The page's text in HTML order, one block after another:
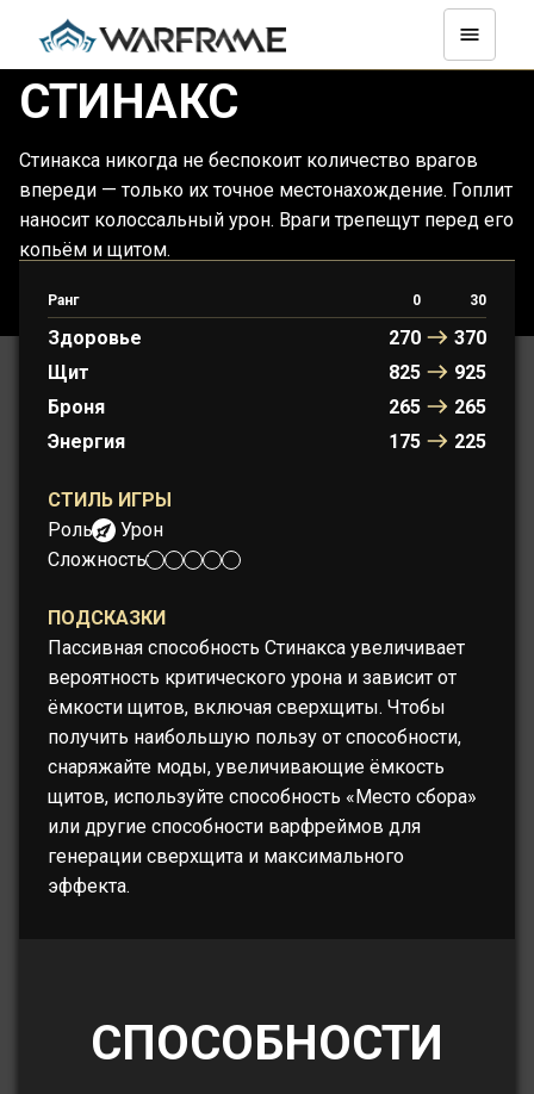
СТИНАКС
Стинакса никогда не беспокоит количество врагов
впереди — только их точное местонахождение. Гоплит
наносит колоссальный урон. Враги трепещут перед его
копьём и щитом.
СТИНАКС ПРАЙМ
Ранг 0 30
Здоровье 270
370
Щит
825
925
Броня
265
265
Энергия
175 225
СТИЛЬ ИГРЫ
Роль:
Урон
Сложность:
ПОДСКАЗКИ
Пассивная способность Стинакса увеличивает
вероятность критического урона и зависит от
ёмкости щитов, включая сверхщиты. Чтобы
получить наибольшую пользу от способности,
снаряжайте моды, увеличивающие ёмкость
щитов, используйте способность «Место сбора»
или другие способности варфреймов для
генерации сверхщита и максимального
эффекта.
СПОСОБНОСТИ